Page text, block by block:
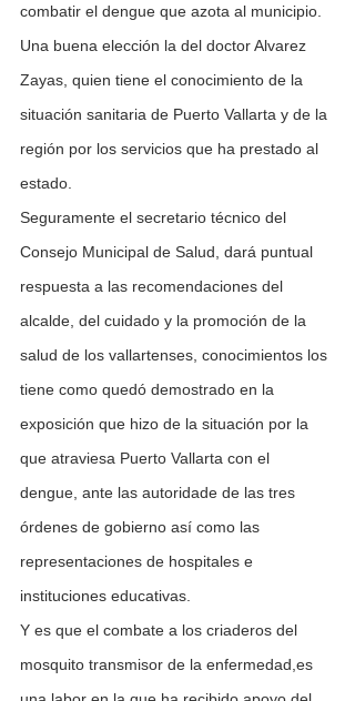
combatir el dengue que azota al municipio.
Una buena elección la del doctor Alvarez
Zayas, quien tiene el conocimiento de la
situación sanitaria de Puerto Vallarta y de la
región por los servicios que ha prestado al
estado.
Seguramente el secretario técnico del
Consejo Municipal de Salud, dará puntual
respuesta a las recomendaciones del
alcalde, del cuidado y la promoción de la
salud de los vallartenses, conocimientos los
tiene como quedó demostrado en la
exposición que hizo de la situación por la
que atraviesa Puerto Vallarta con el
dengue, ante las autoridade de las tres
órdenes de gobierno así como las
representaciones de hospitales e
instituciones educativas.
Y es que el combate a los criaderos del
mosquito transmisor de la enfermedad,es